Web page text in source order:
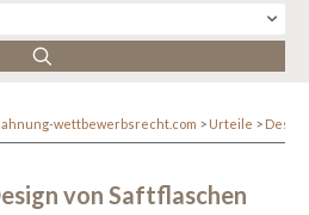
wettbewerbsrecht.com Urteile
von Saftflaschen